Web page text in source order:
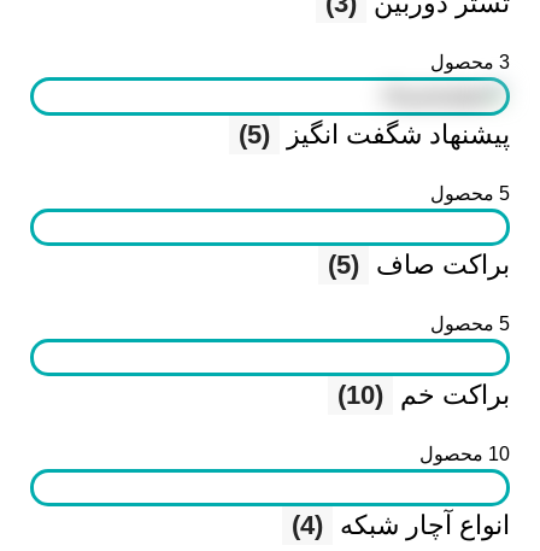
3 محصول
پیشنهاد شگفت انگیز (5)
5 محصول
براکت صاف (5)
5 محصول
براکت خم (10)
10 محصول
انواع آچار شبکه (4)